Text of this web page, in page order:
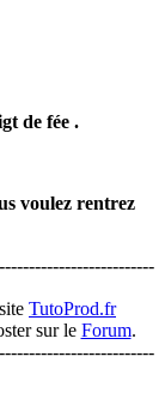
de fée .
voulez rentrez
TutoProd.fr
sur le Forum.